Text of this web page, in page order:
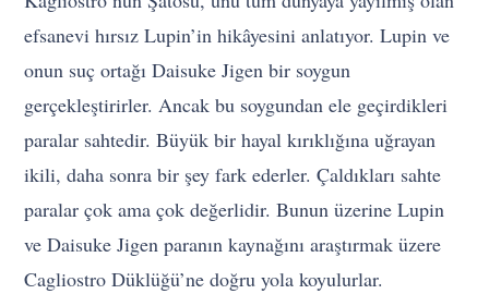
efsanevi hırsız Lupin’in hikâyesini anlatıyor. Lupin ve
onun suç ortağı Daisuke Jigen bir soygun
gerçekleştirirler. Ancak bu soygundan ele geçirdikleri
paralar sahtedir. Büyük bir hayal kırıklığına uğrayan
ikili, daha sonra bir şey fark ederler. Çaldıkları sahte
paralar çok ama çok değerlidir. Bunun üzerine Lupin
ve Daisuke Jigen paranın kaynağını araştırmak üzere
Cagliostro Düklüğü’ne doğru yola koyulurlar.